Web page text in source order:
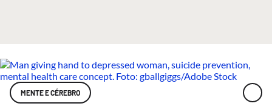
MENTE E CÉREBRO